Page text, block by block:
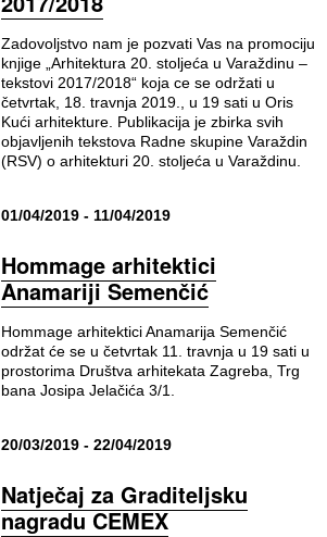
Zadovoljstvo nam je pozvati Vas na promociju
knjige „Arhitektura 20. stoljeća u Varaždinu –
tekstovi 2017/2018“ koja ce se održati u
četvrtak, 18. travnja 2019., u 19 sati u Oris
Kući arhitekture. Publikacija je zbirka svih
objavljenih tekstova Radne skupine Varaždin
(RSV) o arhitekturi 20. stoljeća u Varaždinu.
01/04/2019 - 11/04/2019
Hommage arhitektici
Anamariji Semenčić
Hommage arhitektici Anamarija Semenčić
održat će se u četvrtak 11. travnja u 19 sati u
prostorima Društva arhitekata Zagreba, Trg
bana Josipa Jelačića 3/1.
20/03/2019 - 22/04/2019
Natječaj za Graditeljsku
nagradu CEMEX